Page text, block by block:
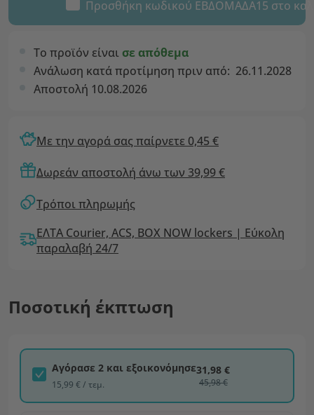
Προσθήκη κωδικού ΕΒΔΟΜΑΔΑ15 στο
Το προϊόν είναι σε απόθεμα
Ανάλωση κατά προτίμηση πριν από: 26.11.2028
Αποστολή 10.08.2026
Με την αγορά σας παίρνετε 0,45 €
Δωρεάν αποστολή άνω των 39,99 €
Τρόποι πληρωμής
ΕΛΤΑ Courier, ACS, BOX NOW lockers | Εύκολη
παραλαβή 24/7
Ποσοτική έκπτωση
Αγόρασε 2 και εξοικονόμησε
15,99 € / τεμ.
31,98 €
45,98 €